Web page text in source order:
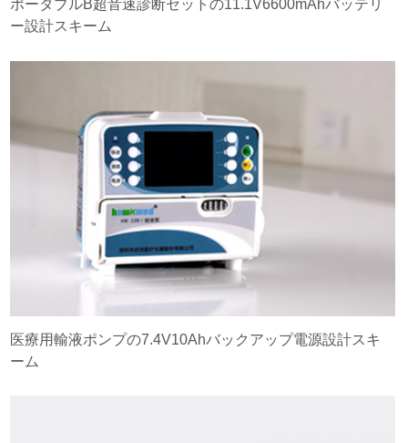
ポータブルB超音速診断セットの11.1V6600mAhバッテリ
ー設計スキーム
医療用輸液ポンプの7.4V10Ahバックアップ電源設計スキ
ーム